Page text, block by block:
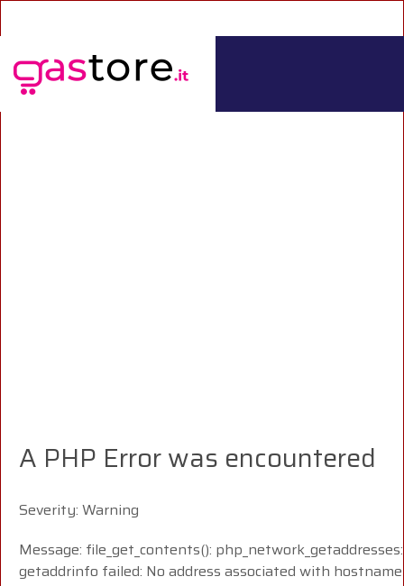
A PHP Error was encountered
Severity: Warning
Message: file_get_contents(): php_network_getaddresses:
getaddrinfo failed: No address associated with hostname